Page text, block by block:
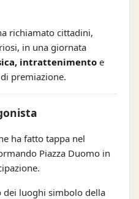
richiamato cittadini,
in una giornata
intrattenimento e
premiazione.
ha fatto tappa nel
Piazza Duomo in
dei luoghi simbolo della